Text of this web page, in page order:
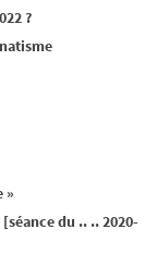
?
»
du .. .. 2020-